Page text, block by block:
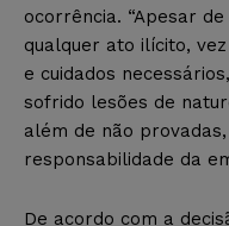
ocorrência. “Apesar
qualquer ato ilícito,
e cuidados
sofrido lesões de
além de não
responsabilidade da
De acordo com a